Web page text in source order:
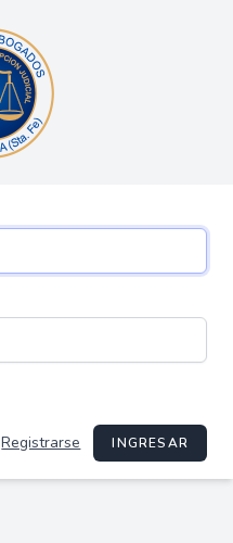
Registrarse INGRESAR